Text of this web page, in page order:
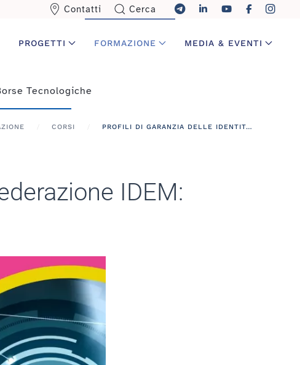
Contatti Cerca
PROGETTI FORMAZIONE MEDIA & EVENTI
Tecnologiche
CORSI PROFILI DI GARANZIA DELLE IDENTITÀ DIGITALI DELLA FEDERAZIONE IDEM: IMPLEMENTAZIONE ED UTILIZZO
IDEM: